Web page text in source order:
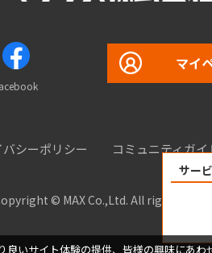
サー
マイ
バシーポリシー コミュニティガ
© MAX Co.,Ltd. All rights
良いサイト体験の提供、皆様の興味にあわ